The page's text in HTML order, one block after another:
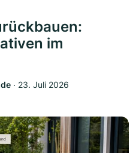
im
‧ 23. Juli 2026